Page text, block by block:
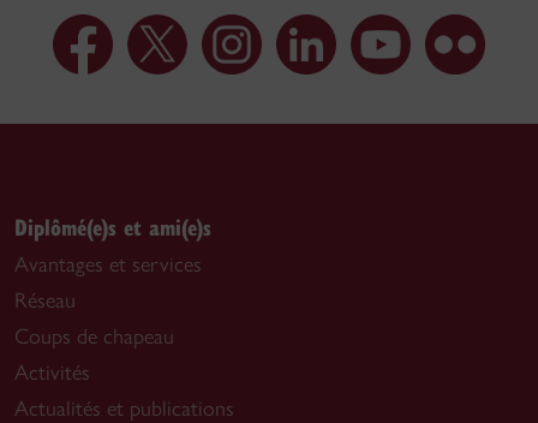
Diplômé(e)s et ami(e)s
Avantages et services
Réseau
Coups de chapeau
Activités
Actualités et publications